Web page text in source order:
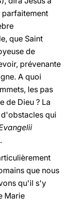
parfaitement
que Saint
de
prévenante
A quoi
les pas
de Dieu ? La
qui
que nous
qu'il s'y
Marie